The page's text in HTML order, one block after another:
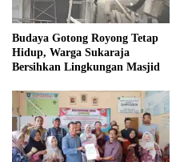
Budaya Gotong Royong Tetap
Hidup, Warga Sukaraja
Bersihkan Lingkungan Masjid